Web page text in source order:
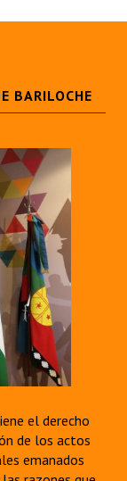
BARILOCHE
el derecho
de los actos
emanados